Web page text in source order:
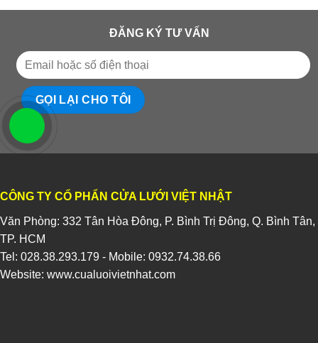
ĐĂNG KÝ TƯ VẤN
CÔNG TY CỔ PHẨN CỬA LƯỚI VIỆT NHẬT
Văn Phòng: 332 Tân Hòa Đông, P. Bình Trị Đông, Q. Bình Tân,
TP. HCM
Tel: 028.38.293.179 - Mobile: 0932.74.38.66
Website: www.cualuoivietnhat.com